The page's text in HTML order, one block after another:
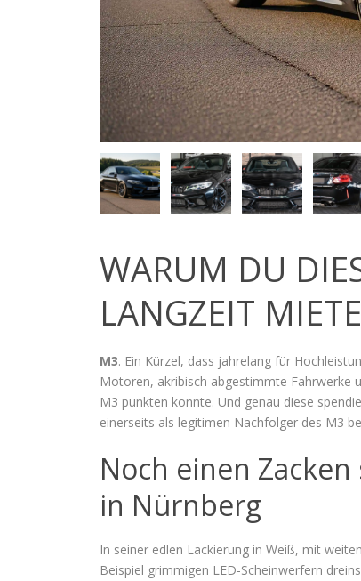
WARUM DU
LANGZEIT
M3. Ein Kürzel, dass jahrelang für
Motoren, akribisch abgestimmte Fahrwerke
M3 punkten konnte. Und genau diese
einerseits als legitimen Nachfolger des M3
Noch einen
in Nürnberg
In seiner edlen Lackierung in Weiß, mit
Beispiel grimmigen LED-Scheinwerfern